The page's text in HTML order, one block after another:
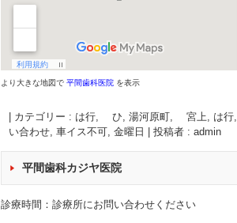
より大きな地図で 平間歯科医院 を表示
カテゴリー : は行, ひ, 湯河原町, 宮上, は行,
い合わせ, 車イス不可, 金曜日 投稿者 : admin
平間歯科カジヤ医院
診療時間：診療所にお問い合わせください